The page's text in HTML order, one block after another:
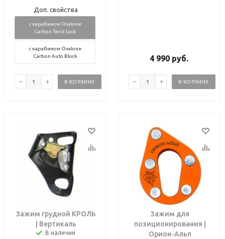
Доп. свойства
с карабином Ovalone
Carbon Twist Lock
с карабином Ovalone
Carbon Auto Block
В КОРЗИНУ
4 990руб.
В КОРЗИНУ
Зажим грудной КРОЛЬ
| Вертикаль
В наличии
Зажим для
позиционирования |
Орион-Альп